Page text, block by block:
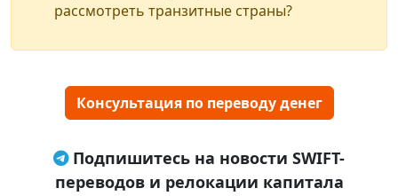
рассмотреть транзитные страны?
Консультация по переводу денег
Подпишитесь на новости SWIFT-
переводов и релокации капитала